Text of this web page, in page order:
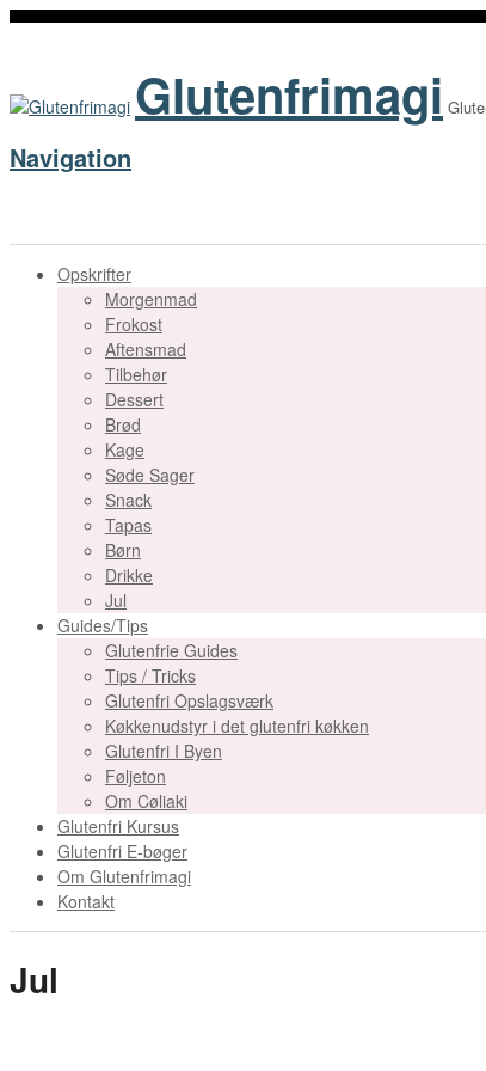
Glutenfrimagi
Navigation
Opskrifter
Morgenmad
Frokost
Aftensmad
Tilbehør
Dessert
Brød
Kage
Søde Sager
Snack
Tapas
Børn
Drikke
Jul
Guides/Tips
Glutenfrie Guides
Tips / Tricks
Glutenfri Opslagsværk
Køkkenudstyr i det glutenfri køkken
Glutenfri I Byen
Føljeton
Om Cøliaki
Glutenfri Kursus
Glutenfri E-bøger
Om Glutenfrimagi
Kontakt
Jul